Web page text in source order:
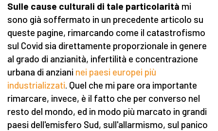
Sulle cause culturali di tale particolarità mi
sono già soffermato in un precedente articolo su
queste pagine, rimarcando come il catastrofismo
sul Covid sia direttamente proporzionale in genere
al grado di anzianità, infertilità e concentrazione
urbana di anziani nei paesi europei più
industrializzati. Quel che mi pare ora importante
rimarcare, invece, è il fatto che per converso nel
resto del mondo, ed in modo più marcato in grandi
paesi dell'emisfero Sud, sull'allarmismo, sul panico